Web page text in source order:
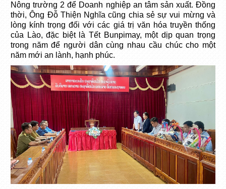
Nông trường 2 để Doanh nghiệp an tâm sản xuất. Đồng
thời, Ông Đỗ Thiện Nghĩa cũng chia sẻ sự vui mừng và
lòng kính trọng đối với các giá trị văn hóa truyền thống
của Lào, đặc biệt là Tết Bunpimay, một dịp quan trọng
trong năm để người dân cùng nhau cầu chúc cho một
năm mới an lành, hạnh phúc.